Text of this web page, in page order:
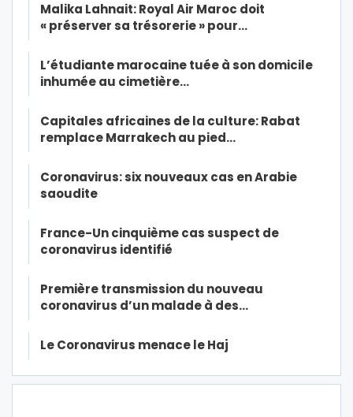
Malika Lahnait: Royal Air Maroc doit
« préserver sa trésorerie » pour…
L’étudiante marocaine tuée à son domicile
inhumée au cimetière…
Capitales africaines de la culture: Rabat
remplace Marrakech au pied…
Coronavirus: six nouveaux cas en Arabie
saoudite
France-Un cinquième cas suspect de
coronavirus identifié
Première transmission du nouveau
coronavirus d’un malade à des…
Le Coronavirus menace le Haj